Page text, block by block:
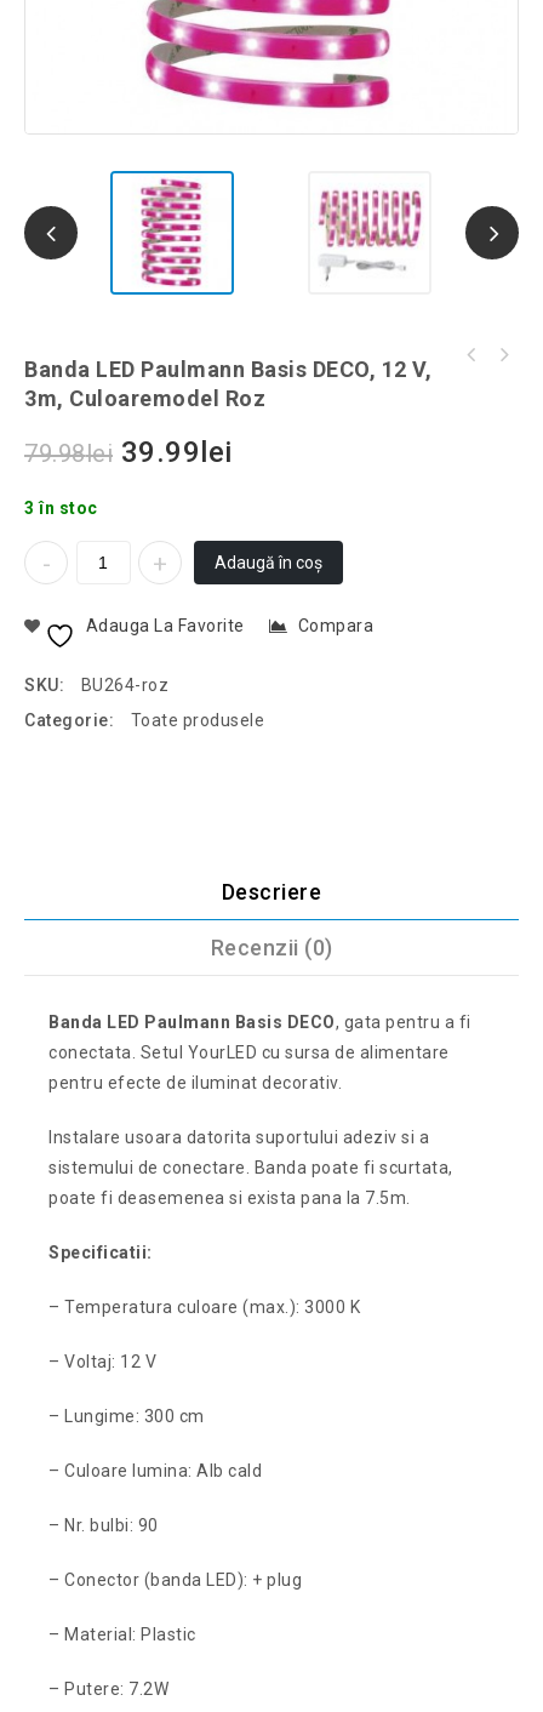
Banda LED Paulmann Basis DECO, 12 V,
3m, Culoaremodel Roz
79.98lei 39.99 lei
3 în stoc
Adaugă în coș
Adauga La Favorite Compara
SKU:
BU264-roz
Categorie:
Toate produsele
Descriere
Recenzii (0)
Banda LED Paulmann Basis DECO, gata pentru a fi
conectata. Setul YourLED cu sursa de alimentare
pentru efecte de iluminat decorativ.
Instalare usoara datorita suportului adeziv si a
sistemului de conectare. Banda poate fi scurtata,
poate fi deasemenea si exista pana la 7.5m.
Specificatii:
– Temperatura culoare (max.): 3000 K
– Voltaj: 12 V
– Lungime: 300 cm
– Culoare lumina: Alb cald
– Nr. bulbi: 90
– Conector (banda LED): + plug
– Material: Plastic
– Putere: 7.2W